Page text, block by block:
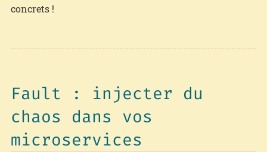
concrets !
Fault : injecter du
chaos dans vos
microservices